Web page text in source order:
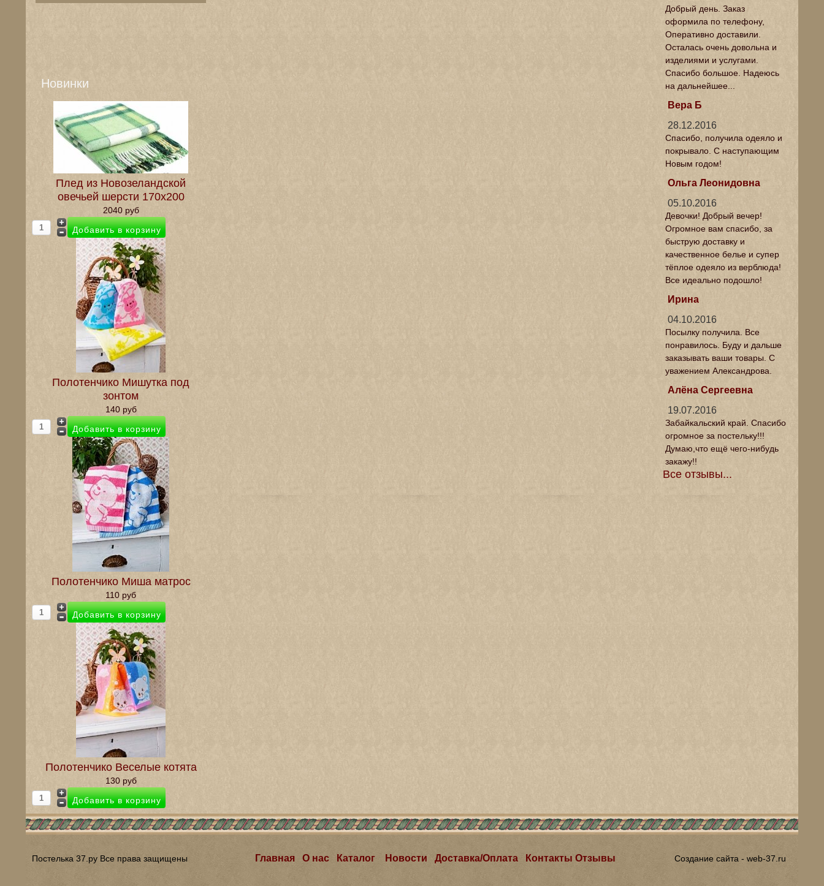
Новинки
Плед из Новозеландской
овечьей шерсти 170х200
2040 руб
Полотенчико Мишутка под
зонтом
140 руб
Полотенчико Миша матрос
110 руб
Полотенчико Веселые котята
130 руб
Добрый день. Заказ
оформила по телефону,
Оперативно доставили.
Осталась очень довольна и
изделиями и услугами.
Спасибо большое. Надеюсь
на дальнейшее...
Вера Б
28.12.2016
Спасибо, получила одеяло и
покрывало. С наступающим
Новым годом!
Ольга Леонидовна
05.10.2016
Девочки! Добрый вечер!
Огромное вам спасибо, за
быструю доставку и
качественное белье и супер
тёплое одеяло из верблюда!
Все идеально подошло!
Ирина
04.10.2016
Посылку получила. Все
понравилось. Буду и дальше
заказывать ваши товары. С
уважением Александрова.
Алёна Сергеевна
19.07.2016
Забайкальский край. Спасибо
огромное за постельку!!!
Думаю,что ещё чего-нибудь
закажу!!
Все отзывы...
Постелька 37.ру Все права защищены Главная О нас Каталог Новости Доставка/Оплата Контакты Отзывы Создание сайта - web-37.ru